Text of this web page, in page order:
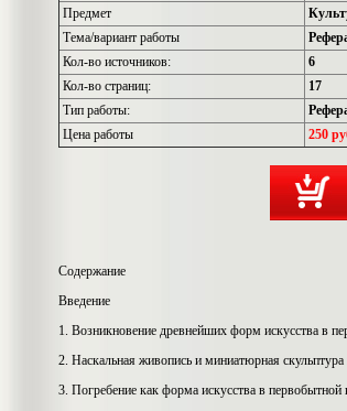
Предмет
Тема/вариант работы
Кол-во источников:
6
Кол-во страниц:
17
Тип работы:
Цена работы
250
Содержание
Введение
1. Возникновение древнейших форм искусства в
2. Наскальная живопись и миниатюрная
3. Погребение как форма искусства в первобытной